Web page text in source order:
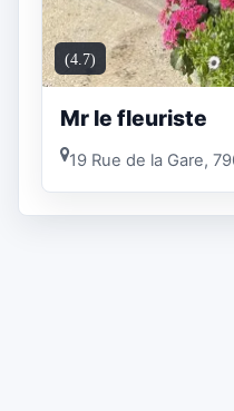
(4.7)
Mr le fleuriste
19 Rue de la Gare,